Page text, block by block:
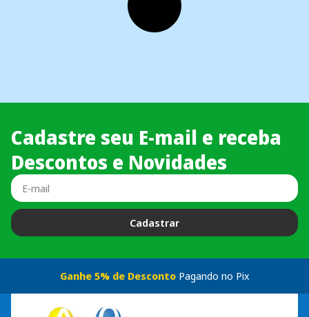
Cadastre seu E-mail e receba
Descontos e Novidades
Cadastrar
Ganhe 5% de DescontoPagando no Pix